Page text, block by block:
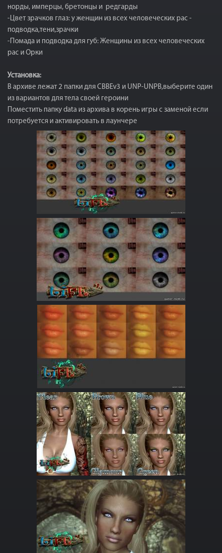
норды, имперцы, бретонцы и редгарды
-Цвет зрачков глаз: у женщин из всех человеческих рас -
подводка,тени,зрачки
-Помада и подводка для губ: Женщины из всех человеческих
рас и Орки
Установка:
В архиве лежат 2 папки для CBBEv3 и UNP-UNPB,выберите один
из вариантов для тела своей героини
Поместить папку data из архива в корень игры с заменой если
потребуется и активировать в лаунчере